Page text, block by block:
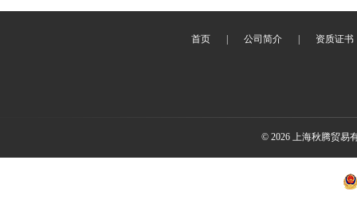
首页 公司简介 资质证书
© 2026 上海秋腾贸易